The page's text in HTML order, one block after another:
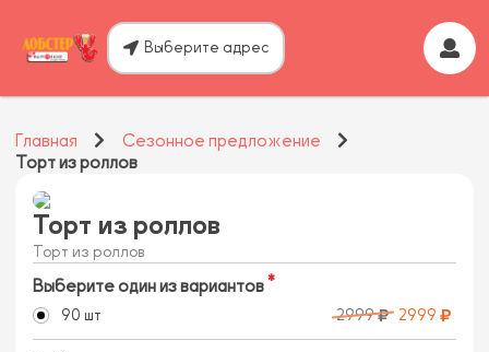
Выберите адрес
Главная
Сезонное предложение
Торт из роллов
Торт из роллов
Торт из роллов
Выберите один из вариантов
90 шт 2999 2999